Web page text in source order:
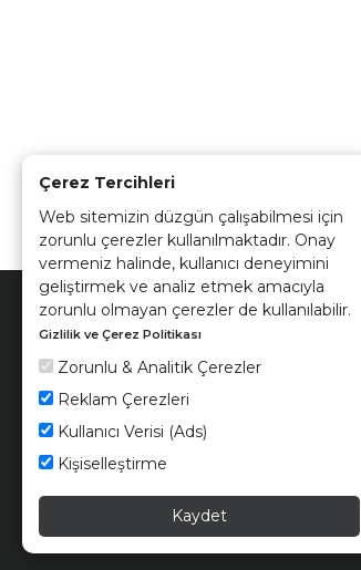
Çerez Tercihleri
Web sitemizin düzgün çalışabilmesi için
zorunlu çerezler kullanılmaktadır. Onay
vermeniz halinde, kullanıcı deneyimini
geliştirmek ve analiz etmek amacıyla
zorunlu olmayan çerezler de kullanılabilir.
Gizlilik ve Çerez Politikası
Zorunlu & Analitik Çerezler
Reklam Çerezleri
Kullanıcı Verisi (Ads)
Kişiselleştirme
Kaydet
Kvkk ve Çerez
© 2026 Ünsa Madencilik